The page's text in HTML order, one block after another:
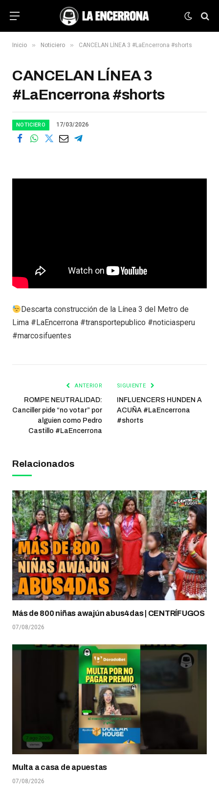
Inicio » Noticiero » CANCELAN LÍNEA 3 #LaEncerrona #shorts
CANCELAN LÍNEA 3
#LaEncerrona #shorts
NOTICIERO 17/03/2026
Descarta construcción de la Línea 3 del Metro de
Lima #LaEncerrona #transportepublico #noticiasperu
#marcosifuentes
ANTERIOR
ROMPE NEUTRALIDAD:
Canciller pide “no votar” por
alguien como Pedro
Castillo #LaEncerrona
SIGUIENTE
INFLUENCERS HUNDEN A
ACUÑA #LaEncerrona
#shorts
Relacionados
Más de 800 niñas awajún abus4das | CENTRÍFUGOS
07/08/2026
Multa a casa de apuestas
07/08/2026